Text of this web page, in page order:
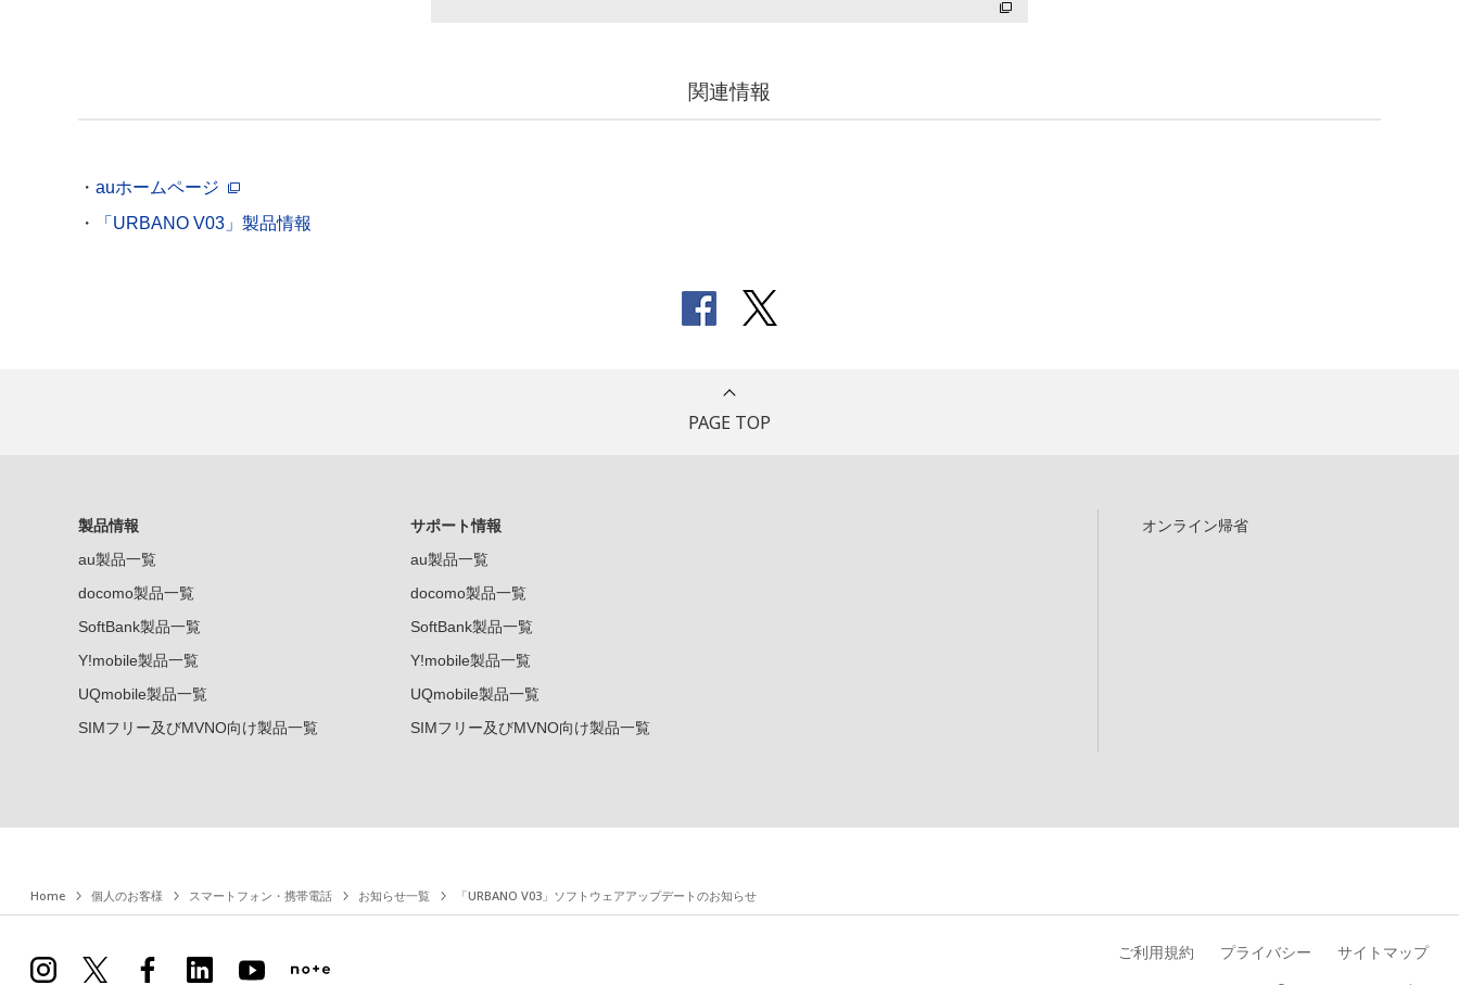
関連情報
auホームページ
「URBANO V03」製品情報
PAGE TOP
製品情報
au製品一覧
docomo製品一覧
SoftBank製品一覧
Y!mobile製品一覧
UQmobile製品一覧
SIMフリー及びMVNO向け製品一覧
サポート情報
au製品一覧
docomo製品一覧
SoftBank製品一覧
Y!mobile製品一覧
UQmobile製品一覧
SIMフリー及びMVNO向け製品一覧
オンライン帰省
Home 個人のお客様 スマートフォン・携帯電話 お知らせ一覧 「URBANO V03」ソフトウェアアップデートのお知らせ
ご利用規約 プライバシー サイトマップ